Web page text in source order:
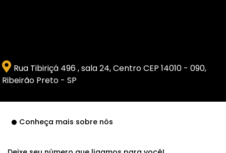
Rua Tibiriçá 496 , sala 24, Centro CEP 14010 - 090,
Ribeirão Preto - SP
Conheça mais sobre nós